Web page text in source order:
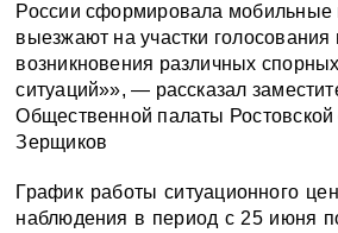
России сформировала мобильные
выезжают на участки голосования
возникновения различных
ситуаций»», — рассказал
Общественной палаты
Зерщиков
График работы ситуационного
наблюдения в период с 25 июня